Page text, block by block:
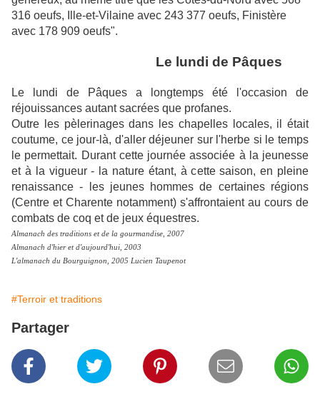
316 oeufs, Ille-et-Vilaine avec 243 377 oeufs, Finistère
avec 178 909 oeufs".
Le lundi de Pâques
Le lundi de Pâques a longtemps été l'occasion de
réjouissances autant sacrées que profanes.
Outre les pèlerinages dans les chapelles locales, il était
coutume, ce jour-là, d'aller déjeuner sur l'herbe si le temps
le permettait. Durant cette journée associée à la jeunesse
et à la vigueur - la nature étant, à cette saison, en pleine
renaissance - les jeunes hommes de certaines régions
(Centre et Charente notamment) s'affrontaient au cours de
combats de coq et de jeux équestres.
Almanach des traditions et de la gourmandise, 2007
Almanach d'hier et d'aujourd'hui, 2003
L'almanach du Bourguignon, 2005 Lucien Taupenot
#Terroir et traditions
Partager